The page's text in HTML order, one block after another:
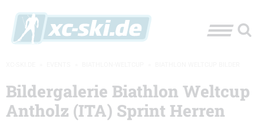
Bildergalerie Biathlon Weltcup
Antholz (ITA) Sprint Herren